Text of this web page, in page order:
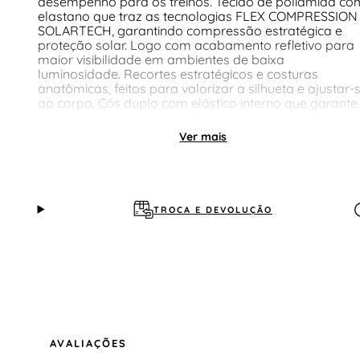
elastano que traz as tecnologias FLEX COMPRESSION
SOLARTECH, garantindo compressão estratégica e
proteção solar. Logo com acabamento refletivo para
maior visibilidade em ambientes de baixa
luminosidade. Recortes estratégicos e costuras
anatômicas, feitos para valorizar a silhueta e ajustar-
ao corpo. Cós duplo com elástico interno que garante
garantem praticidade para levar objetos essenciais.
Bolso extra nas costas, ideal para carregar o celular
Ver mais
TROCA E DEVOLUÇÃO
AVALIAÇÕES